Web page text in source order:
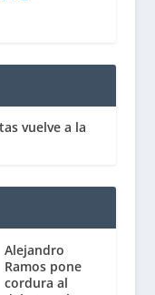
vuelve a la
Alejandro
Ramos pone
cordura al